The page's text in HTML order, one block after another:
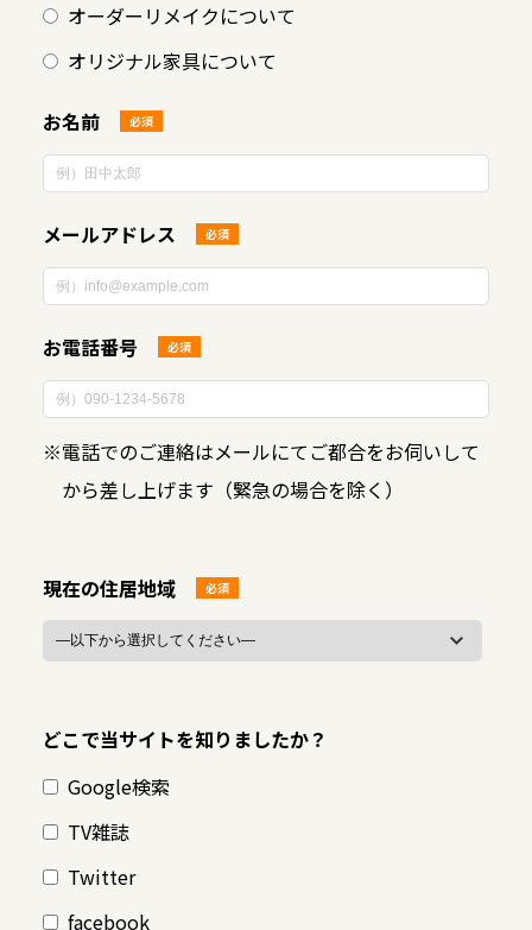
オーダーリメイクについて
オリジナル家具について
お名前 必須
メールアドレス 必須
お電話番号 必須
※電話でのご連絡はメールにてご都合をお伺いして
から差し上げます（緊急の場合を除く）
現在の住居地域 必須
どこで当サイトを知りましたか？
Google検索
TV雑誌
Twitter
facebook